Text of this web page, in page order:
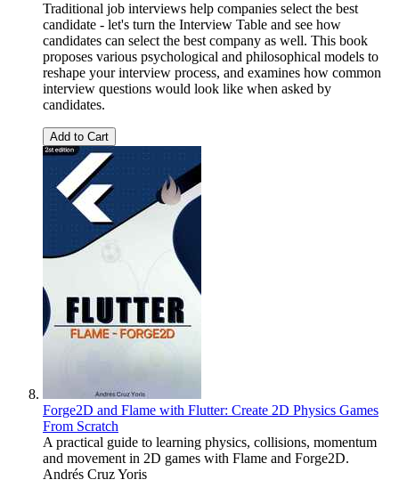
Traditional job interviews help companies select the best
candidate - let's turn the Interview Table and see how
candidates can select the best company as well. This book
proposes various psychological and philosophical models to
reshape your interview process, and examines how common
interview questions would look like when asked by
candidates.
Add to Cart
Forge2D and Flame with Flutter: Create 2D Physics Games
From Scratch
A practical guide to learning physics, collisions, momentum
and movement in 2D games with Flame and Forge2D.
Andrés Cruz Yoris